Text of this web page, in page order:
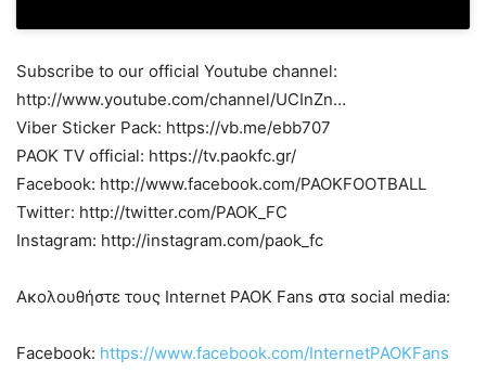
Subscribe to our official Youtube channel:
http://www.youtube.com/channel/UCInZn…
Viber Sticker Pack: https://vb.me/ebb707
PAOK TV official: https://tv.paokfc.gr/
Facebook: http://www.facebook.com/PAOKFOOTBALL
Twitter: http://twitter.com/PAOK_FC
Instagram: http://instagram.com/paok_fc
Ακολουθήστε τους Internet PAOK Fans στα social media:
Facebook: https://www.facebook.com/InternetPAOKFans